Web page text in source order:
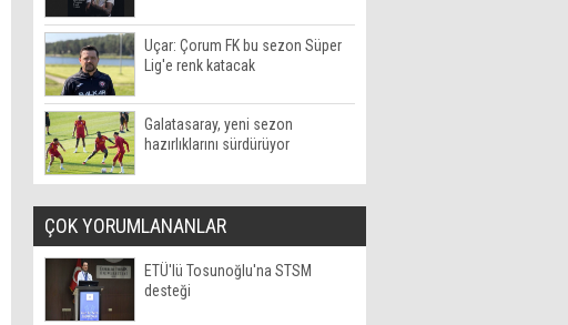
Uçar: Çorum FK bu sezon Süper
Lig'e renk katacak
Galatasaray, yeni sezon
hazırlıklarını sürdürüyor
ÇOK YORUMLANANLAR
ETÜ'lü Tosunoğlu'na STSM
desteği